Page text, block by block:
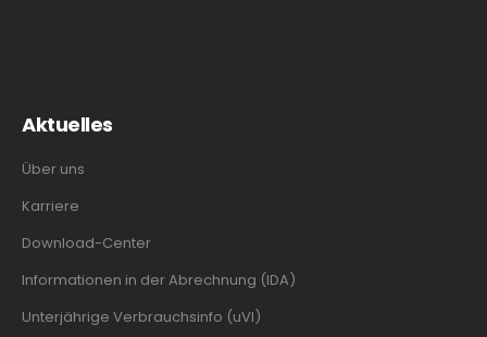
Aktuelles
Über uns
Karriere
Download-Center
Informationen in der Abrechnung (IDA)
Unterjährige Verbrauchsinfo (uVI)